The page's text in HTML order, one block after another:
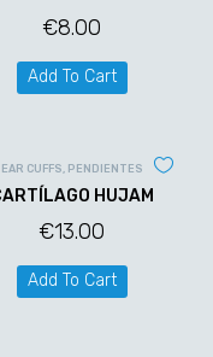
€8.00
Add To Cart
EAR CUFFS, PENDIENTES
HUJAM
€13.00
Add To Cart